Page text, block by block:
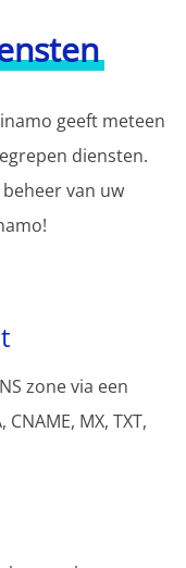
geeft meteen
diensten.
van uw
zone via een
MX, TXT,